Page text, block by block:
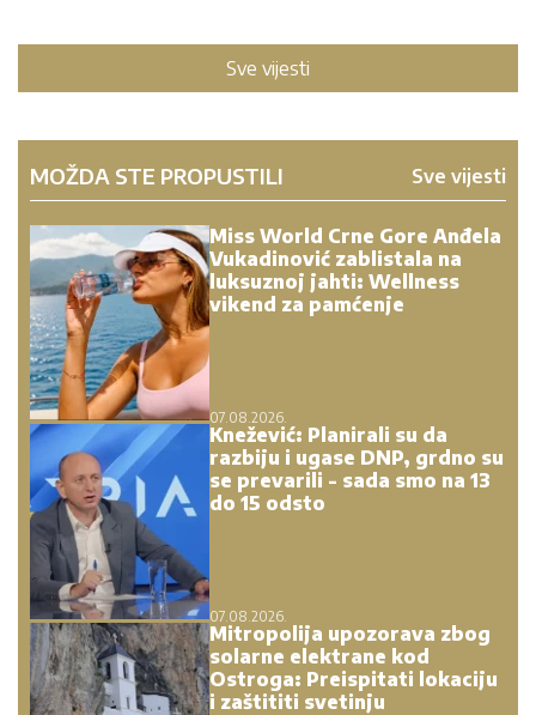
Sve vijesti
MOŽDA STE PROPUSTILI Sve vijesti
Miss World Crne Gore Anđela
Vukadinović zablistala na
luksuznoj jahti: Wellness
vikend za pamćenje
07.08.2026.
Knežević: Planirali su da
razbiju i ugase DNP, grdno su
se prevarili - sada smo na 13
do 15 odsto
07.08.2026.
Mitropolija upozorava zbog
solarne elektrane kod
Ostroga: Preispitati lokaciju
i zaštititi svetinju